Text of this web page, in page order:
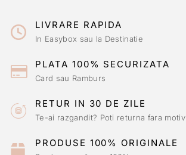
LIVRARE RAPIDA
In Easybox sau la Destinatie
PLATA 100% SECURIZATA
Card sau Ramburs
RETUR IN 30 DE ZILE
Te-ai razgandit? Poti returna fara motiv
PRODUSE 100% ORIGINALE